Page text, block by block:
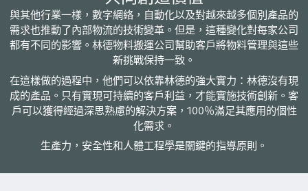
與其他行業一樣，數字網絡，自動化以及對越來越多個別產品的
需求也推動了內部物流的技術變革。但是，這種變化對每家公司
都有不同的影響。林德物料搬運公司幫助客戶將物料管理與這些
新挑戰保持一致。
在這樣做的過程中，他們可以依靠林德的強大實力：林德沒有現
成的產品。只有實現可持續的客戶利益，才能實施技術創新。客
戶可以獲得經過深思熟慮的解決方案，100％滿足其應用的個性
化需求。
生產力，安全性和人體工程學是關鍵的指導原則。